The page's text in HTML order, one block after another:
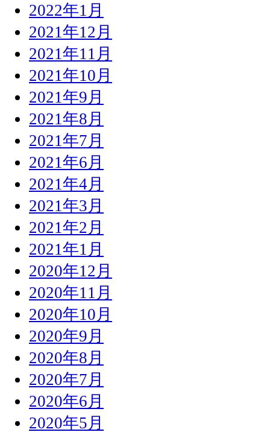
2022年1月
2021年12月
2021年11月
2021年10月
2021年9月
2021年8月
2021年7月
2021年6月
2021年4月
2021年3月
2021年2月
2021年1月
2020年12月
2020年11月
2020年10月
2020年9月
2020年8月
2020年7月
2020年6月
2020年5月